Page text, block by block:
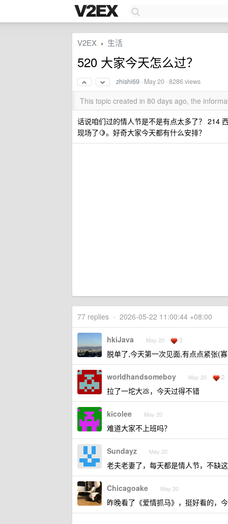
V2EX › 生活
520 大家今天怎么过？
zhishi69 · May 20 · 8286 views
This topic created in 80 days ago, the
话说咱们过的情人节是不是有点太多了？ 214
现场了🍋。好奇大家今天都有什么安排？
77 replies • 2026-05-22 11:00:44 +08:00
hkiJava May 20 3
脱单了,今天第一次见面,有点点紧张(
worldhandsomeboy May 20 2
拉了一坨大💩，今天过得不错
kicolee May 20
难道大家不上班吗？
Sundayz May 20
老夫老妻了，每天都是情人节，不缺这
Chicagoake May 20
昨晚看了《爱情抓马》，挺好看的，今